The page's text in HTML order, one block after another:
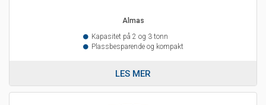
Almas
Kapasitet på 2 og 3 tonn
Plassbesparende og kompakt
LES MER